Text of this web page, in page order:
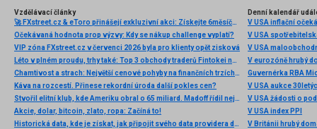
Vzdělávací články
🚀 FXstreet.cz & eToro přinášejí exkluzivní akci: Získejte 6měsíční členství ve VIP zóně ZDARMA
Očekávaná hodnota prop výzvy: Kdy se nákup challenge vyplatí?
VIP zóna FXstreet.cz v červenci 2026 byla pro klienty opět zisková
Léto v plném proudu, trhy také: Top 3 obchody traderů Fintokei na indexech a zlatě
Chamtivost a strach: Největší cenové pohyby na finančních trzích (červenec 2026)
Káva na rozcestí. Přinese rekordní úroda další pokles cen?
Stvořil elitní klub, kde Ameriku obral o 65 miliard. Madoff řídil největší Ponzi dějin
Akcie, dolar, bitcoin, zlato, ropa: Začíná to!
Historická data, kde je získat, jak připojit svého data providera do MultiCharts a proč je budeme potřebovat? (4. díl)
Denní kalendář
V USA inflační
V USA
V USA
V eurozóně hrubý
Guvernérka RBA
V USA aukce
V USA žádosti o
V USA index PPI
V Británii hrubý